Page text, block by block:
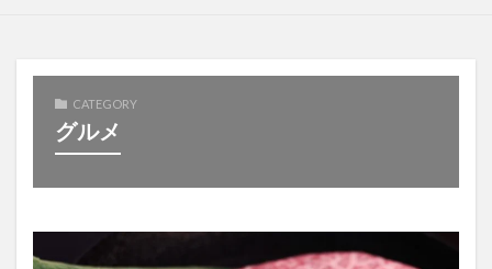
CATEGORY
グルメ